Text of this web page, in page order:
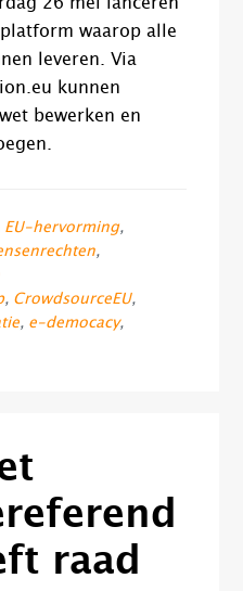
waarop alle
leveren. Via
kunnen
bewerken en
EU-hervorming,
,
, CrowdsourceEU,
, e-democacy,
raad